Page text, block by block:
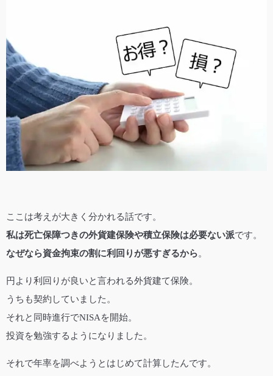
ここは考えが大きく分かれる話です。
私は死亡保障つきの外貨建保険や積立保険は必要ない派です。
なぜなら資金拘束の割に利回りが悪すぎるから。
円より利回りが良いと言われる外貨建て保険。
うちも契約していました。
それと同時進行でNISAを開始。
投資を勉強するようになりました。
それで年率を調べようとはじめて計算したんです。